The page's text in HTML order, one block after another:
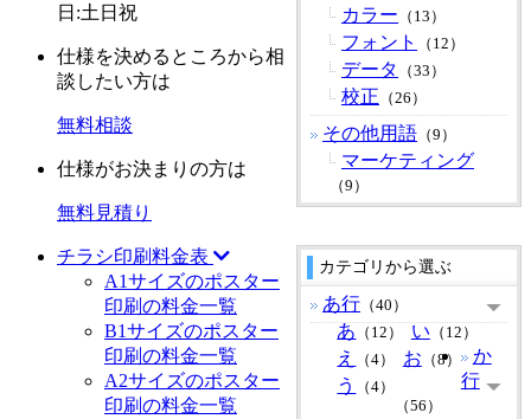
カラー （13）
フォント （12）
データ （33）
校正 （26）
その他用語 （9）
マーケティング
（9）
カテゴリから選ぶ
あ行 （40）
あ （12） い （12）
え （4） お （8）
う （4）
か
行
（56）
日:土日祝
仕様を決めるところから相
談したい方は
無料相談
仕様がお決まりの方は
無料見積り
チラシ印刷料金表
A1サイズのポスター
印刷の料金一覧
B1サイズのポスター
印刷の料金一覧
A2サイズのポスター
印刷の料金一覧